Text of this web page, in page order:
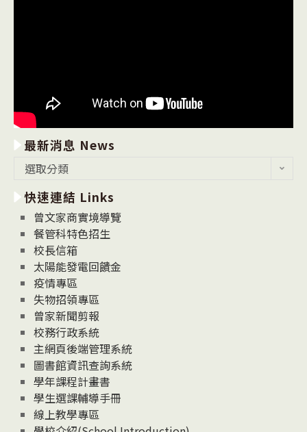
最新消息 News
消
息
News
選取分類
快速連結 Links
曾文家商實境導覽
餐管科特色招生
校長信箱
太陽能發電回饋金
疫情專區
失物招領專區
曾家新聞剪報
校務行政系統
主網頁後端管理系統
圖書館資訊查詢系統
學年課程計畫書
學生選課輔導手冊
線上教學專區